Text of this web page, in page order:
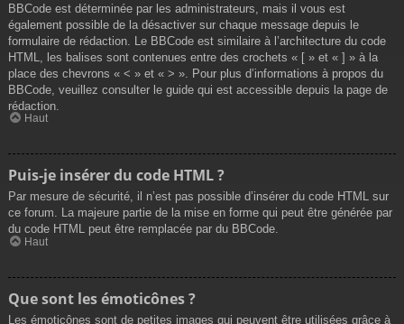
BBCode est déterminée par les administrateurs, mais il vous est
également possible de la désactiver sur chaque message depuis le
formulaire de rédaction. Le BBCode est similaire à l’architecture du code
HTML, les balises sont contenues entre des crochets « [ » et « ] » à la
place des chevrons « < » et « > ». Pour plus d’informations à propos du
BBCode, veuillez consulter le guide qui est accessible depuis la page de
rédaction.
Haut
Puis-je insérer du code HTML ?
Par mesure de sécurité, il n’est pas possible d’insérer du code HTML sur
ce forum. La majeure partie de la mise en forme qui peut être générée par
du code HTML peut être remplacée par du BBCode.
Haut
Que sont les émoticônes ?
Les émoticônes sont de petites images qui peuvent être utilisées grâce à